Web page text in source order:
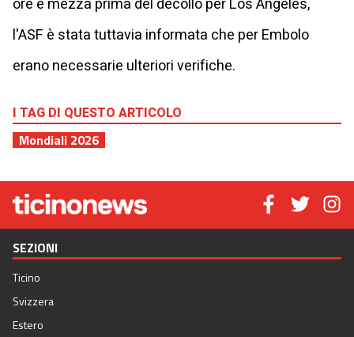
l'ASF è stata tuttavia informata che per Embolo
erano necessarie ulteriori verifiche.
I TAG DI QUESTO ARTICOLO
Mondiali 2026
SEZIONI
Ticino
Svizzera
Estero